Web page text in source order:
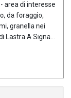
area di interesse
da foraggio,
granella nei
Lastra A Signa...